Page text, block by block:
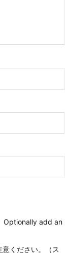
Optionally add an
ください。（ス